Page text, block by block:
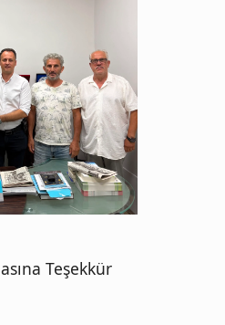
Teşekkür